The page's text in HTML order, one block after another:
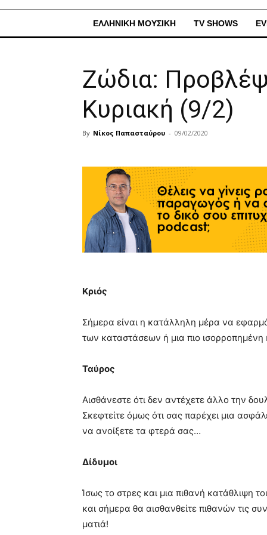
ΕΛΛΗΝΙΚΗ ΜΟΥΣΙΚΗ TV SHOWS
Ζώδια:
Κυριακή (9/2)
By Νίκος Παπασταύρου - 09/02/2020
Κριός
Σήμερα είναι η κατάλληλη μέρα να
των καταστάσεων ή μια πιο
Ταύρος
Αισθάνεστε ότι δεν αντέχετε άλλο την
Σκεφτείτε όμως ότι σας παρέχει μια
να ανοίξετε τα φτερά σας…
Δίδυμοι
Ίσως το στρες και μια πιθανή κατάθλιψη
και σήμερα θα αισθανθείτε πιθανών τις
ματιά!